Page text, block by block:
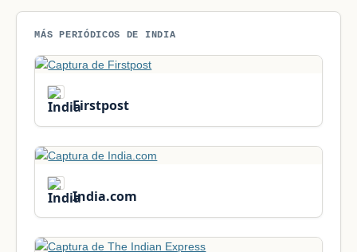
MÁS PERIÓDICOS DE INDIA
Firstpost
India.com